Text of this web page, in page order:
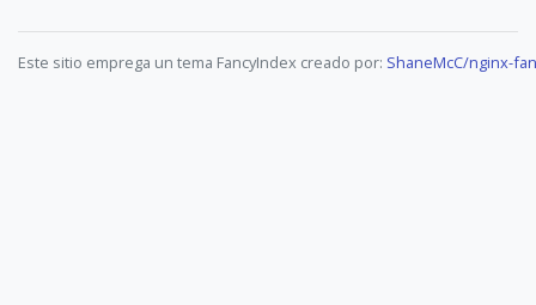
Este sitio emprega un tema FancyIndex creado por: ShaneMcC/nginx-